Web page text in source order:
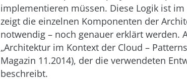
implementieren müssen. Diese Logik ist
zeigt die einzelnen Komponenten der
notwendig – noch genauer erklärt werden.
„Architektur im Kontext der Cloud –
Magazin 11.2014), der die verwendeten
beschreibt.